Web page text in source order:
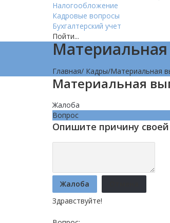
Налогообложение
Кадровые вопросы
Бухгалтерский учет
Пойти...
Главная/ Кадры/Материальная
Материальная
Жалоба
Вопрос
Опишите причину
Жалоба
Здравствуйте!